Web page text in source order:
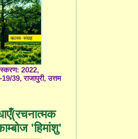
2022,
39, राजापुरी, उत्तम
'हिमांशु'